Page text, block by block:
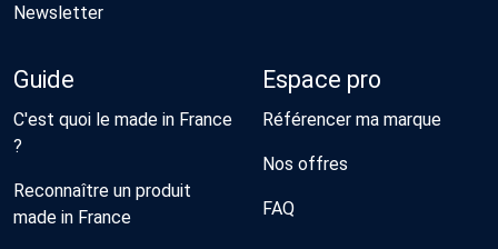
Newsletter
Guide
C'est quoi le made in France
?
Reconnaître un produit
made in France
Espace pro
Référencer ma marque
Nos offres
FAQ